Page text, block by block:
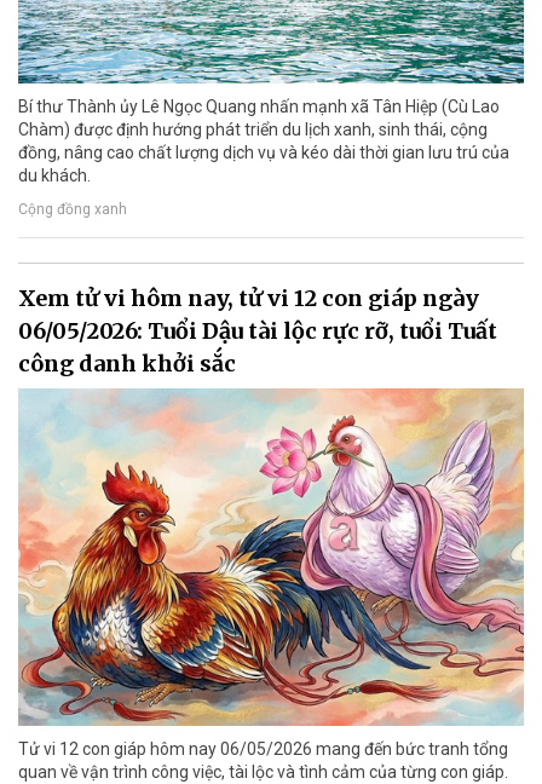
Bí thư Thành ủy Lê Ngọc Quang nhấn mạnh xã Tân Hiệp (Cù Lao
Chàm) được định hướng phát triển du lịch xanh, sinh thái, cộng
đồng, nâng cao chất lượng dịch vụ và kéo dài thời gian lưu trú của
du khách.
Cộng đồng xanh
Xem tử vi hôm nay, tử vi 12 con giáp ngày
06/05/2026: Tuổi Dậu tài lộc rực rỡ, tuổi Tuất
công danh khởi sắc
Tử vi 12 con giáp hôm nay 06/05/2026 mang đến bức tranh tổng
quan về vận trình công việc, tài lộc và tình cảm của từng con giáp.